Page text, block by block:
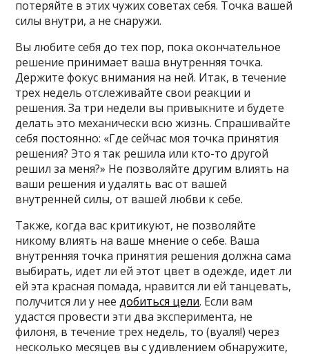
потеряйте в этих чужих советах себя. Точка вашей
силы внутри, а не снаружи.
Вы любите себя до тех пор, пока окончательное
решение принимает ваша внутренняя точка.
Держите фокус внимания на ней. Итак, в течение
трех недель отслеживайте свои реакции и
решения. За три недели вы привыкните и будете
делать это механически всю жизнь. Спрашивайте
себя постоянно: «Где сейчас моя точка принятия
решения? Это я так решила или кто-то другой
решил за меня?» Не позволяйте другим влиять на
ваши решения и удалять вас от вашей
внутренней силы, от вашей любви к себе.
Также, когда вас критикуют, не позволяйте
никому влиять на ваше мнение о себе. Ваша
внутренняя точка принятия решения должна сама
выбирать, идет ли ей этот цвет в одежде, идет ли
ей эта красная помада, нравится ли ей танцевать,
получится ли у неедобиться цели. Если вам
удастся провести эти два эксперимента, не
филоня, в течение трех недель, то (вуаля!) через
несколько месяцев вы с удивлением обнаружите,